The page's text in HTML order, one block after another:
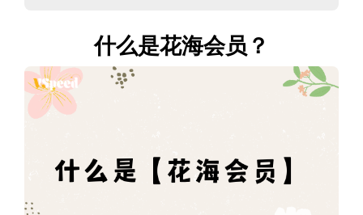
什么是花海会员？